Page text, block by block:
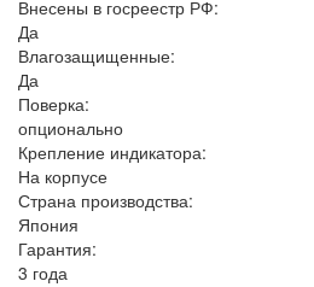
Внесены в госреестр РФ:
Да
Влагозащищенные:
Да
Поверка:
опционально
Крепление индикатора:
На корпусе
Страна производства:
Япония
Гарантия:
3 года